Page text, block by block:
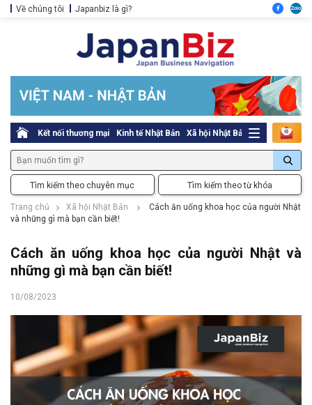
Về chúng tôi Japanbiz là gì?
Kết nối thương mại Kinh tế Nhật Bản Xã hội Nhật Bản Thủ tục pháp
Tìm kiếm theo chuyên mục Tìm kiếm theo từ khóa
Trang chủ Xã hội Nhật Bản
Cách ăn uống khoa học của người Nhật
và những gì mà bạn cần biết!
Cách ăn uống khoa học của người Nhật và
những gì mà bạn cần biết!
10/08/2023